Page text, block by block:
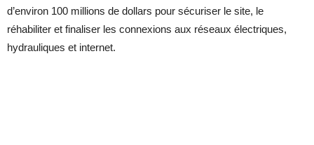
d’environ 100 millions de dollars pour sécuriser le site, le
réhabiliter et finaliser les connexions aux réseaux électriques,
hydrauliques et internet.